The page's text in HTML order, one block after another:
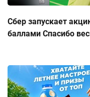
Сбер запускает
баллами Спасибо